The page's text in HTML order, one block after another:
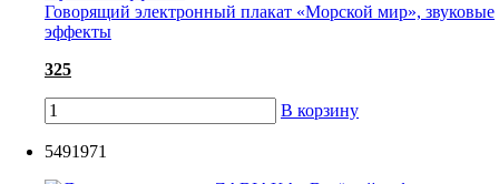
Говорящий электронный плакат «Морской мир», звуковые
эффекты
325
В корзину
5491971